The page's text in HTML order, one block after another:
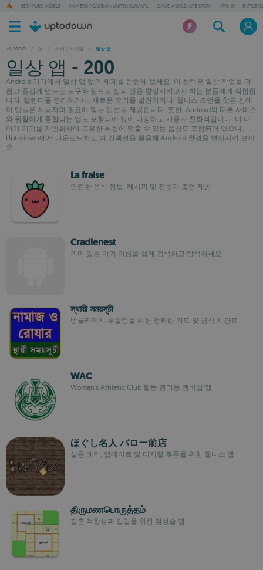
BETA PUBG MOBILE MY HERO ACADEMIA UNITED SURVIVAL GAME WORLD: LIFE STORY VPN 앱 BATTLE
ANDROID / 앱 / 라이프스타일 / 일상 앱
일상 앱 - 200
Android 기기에서 일상 앱 앱의 세계를 탐험해 보세요. 이 선택은 일상 작업을 더
쉽고 즐겁게 만드는 도구와 팁으로 삶의 질을 향상시키고자 하는 분들에게 적합합
니다. 캘린더를 정리하거나, 새로운 요리를 발견하거나, 웰니스 조언을 찾든 간에
이 앱들은 사용자의 필요에 맞는 옵션을 제공합니다. 또한, Android의 다른 서비스
와 원활하게 통합되는 앱도 포함되어 있어 다양하고 사용자 친화적입니다. 더 나
아가 기기를 개인화하여 고유한 취향에 맞출 수 있는 옵션도 포함되어 있으니,
Uptodown에서 다운로드하고 이 컬렉션을 활용해 Android 환경을 변신시켜 보세
요.
La fraise
안전한 음식 정보, 레시피 및 전문가 조언 제공
Cradlenest
의미 있는 아기 이름을 쉽게 검색하고 탐색하세요
স্থায়ী সময়সূচী
방글라데시 무슬림을 위한 정확한 기도 및 금식 시간표
WAC
Woman's Athletic Club 활동 관리용 멤버십 앱
ほぐし名人 バロー前店
살롱 예약, 업데이트 및 디지털 쿠폰을 위한 웰니스 앱
திருமணபொருத்தம்
결혼 적합성과 길일을 위한 점성술 앱